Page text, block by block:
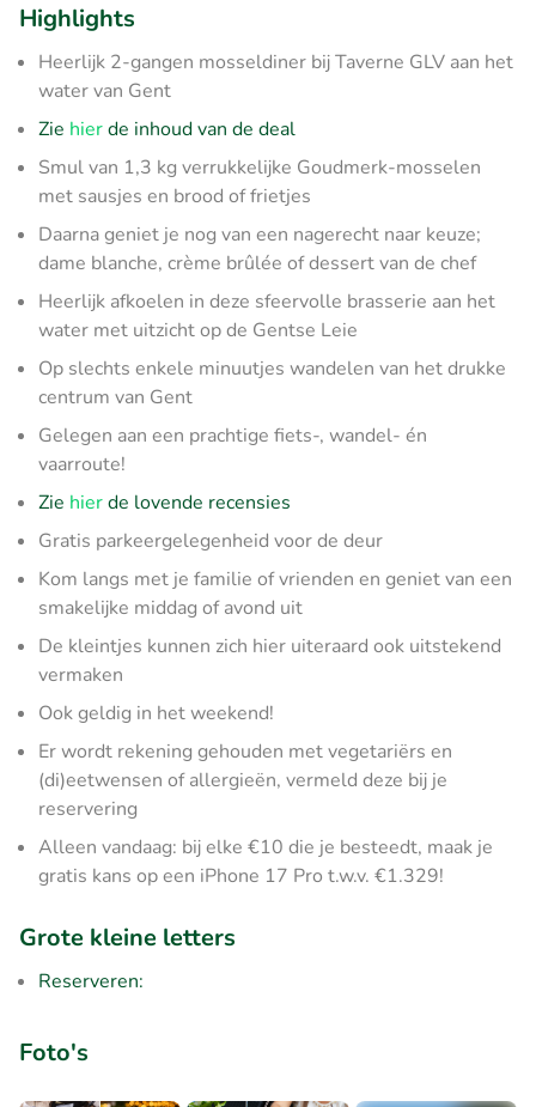
Highlights
Heerlijk 2-gangen mosseldiner bij Taverne GLV aan het
water van Gent
Zie hierde inhoud van de deal
Smul van 1,3 kg verrukkelijke Goudmerk-mosselen
met sausjes en brood of frietjes
Daarna geniet je nog van een nagerecht naar keuze;
dame blanche, crème brûlée of dessert van de chef
Heerlijk afkoelen in deze sfeervolle brasserie aan het
water met uitzicht op de Gentse Leie
Op slechts enkele minuutjes wandelen van het drukke
centrum van Gent
Gelegen aan een prachtige fiets-, wandel- én
vaarroute!
Zie hierde lovende recensies
Gratis parkeergelegenheid voor de deur
Kom langs met je familie of vrienden en geniet van een
smakelijke middag of avond uit
De kleintjes kunnen zich hier uiteraard ook uitstekend
vermaken
Ook geldig in het weekend!
Er wordt rekening gehouden met vegetariërs en
(di)eetwensen of allergieën, vermeld deze bij je
reservering
Alleen vandaag: bij elke €10 die je besteedt, maak je
gratis kans op een iPhone 17 Pro t.w.v. €1.329!
Grote kleine letters
Reserveren:
Foto's